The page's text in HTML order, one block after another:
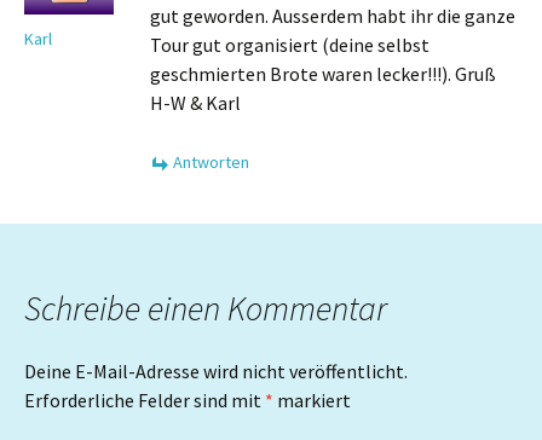
Karl
gut geworden. Ausserdem habt ihr die ganze
Tour gut organisiert (deine selbst
geschmierten Brote waren lecker!!!). Gruß
H-W & Karl
Antworten
Schreibe einen Kommentar
Deine E-Mail-Adresse wird nicht veröffentlicht.
Erforderliche Felder sind mit * markiert